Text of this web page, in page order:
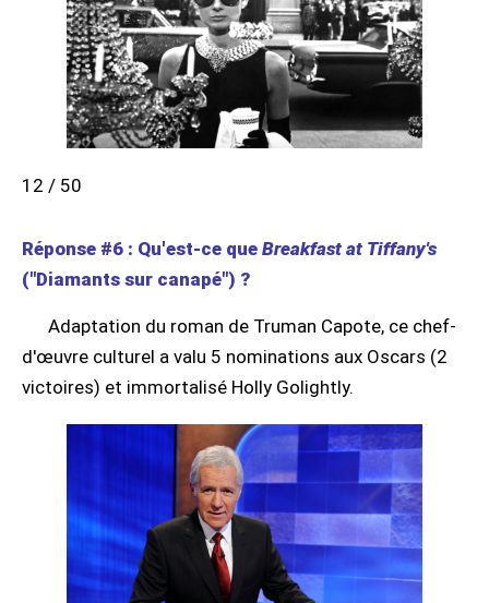
12 / 50
Réponse #6 : Qu'est-ce que Breakfast at Tiffany's
("Diamants sur canapé") ?
Adaptation du roman de Truman Capote, ce chef-
d'œuvre culturel a valu 5 nominations aux Oscars (2
victoires) et immortalisé Holly Golightly.